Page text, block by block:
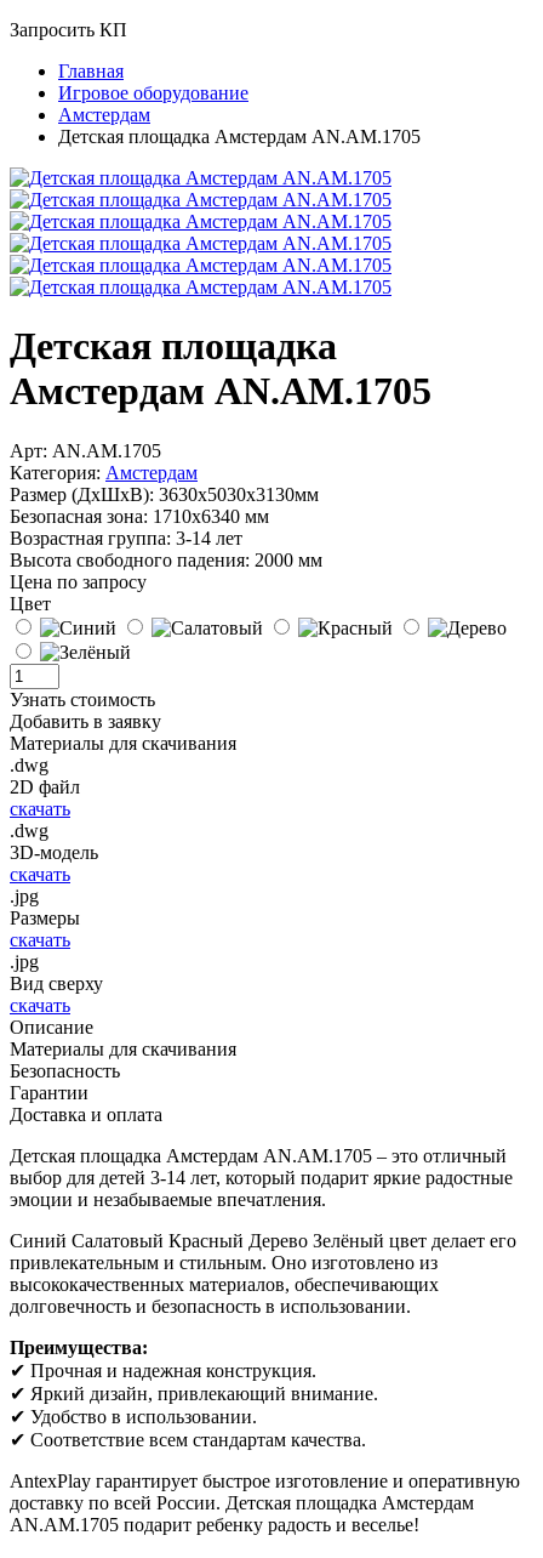
Запросить КП
Главная
Игровое оборудование
Амстердам
Детская площадка Амстердам AN.AM.1705
Детская площадка
Амстердам AN.AM.1705
Арт: AN.AM.1705
Категория: Амстердам
Размер (ДхШхВ): 3630х5030х3130мм
Безопасная зона: 1710x6340 мм
Возрастная группа: 3-14 лет
Высота свободного падения: 2000 мм
Цена по запросу
Цвет
Узнать стоимость
Добавить в заявку
Материалы для скачивания
.dwg
2D файл
скачать
.dwg
3D-модель
скачать
.jpg
Размеры
скачать
.jpg
Вид сверху
скачать
Описание
Материалы для скачивания
Безопасность
Гарантии
Доставка и оплата
Детская площадка Амстердам AN.AM.1705 – это отличный
выбор для детей 3-14 лет, который подарит яркие радостные
эмоции и незабываемые впечатления.
Синий Салатовый Красный Дерево Зелёный цвет делает его
привлекательным и стильным. Оно изготовлено из
высококачественных материалов, обеспечивающих
долговечность и безопасность в использовании.
Преимущества:
✔ Прочная и надежная конструкция.
✔ Яркий дизайн, привлекающий внимание.
✔ Удобство в использовании.
✔ Соответствие всем стандартам качества.
AntexPlay гарантирует быстрое изготовление и оперативную
доставку по всей России. Детская площадка Амстердам
AN.AM.1705 подарит ребенку радость и веселье!